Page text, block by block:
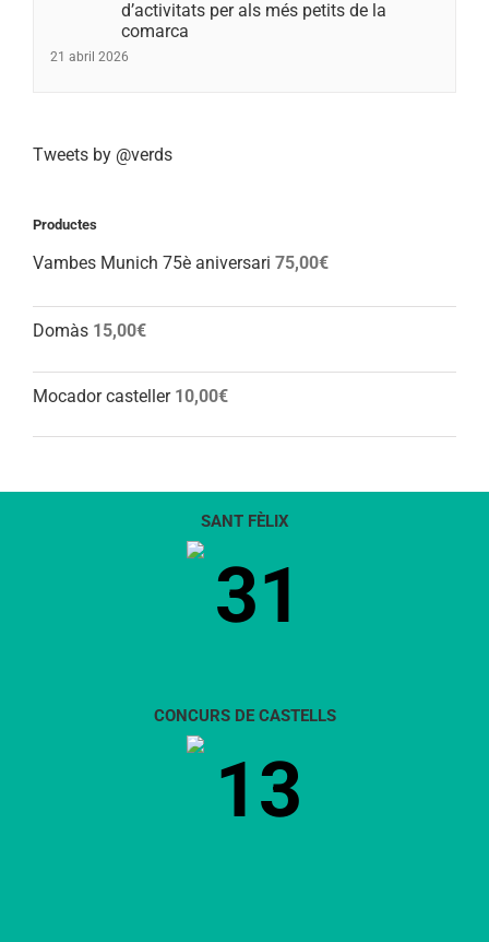
d’activitats per als més petits de la
comarca
21 abril 2026
Tweets by @verds
Productes
Vambes Munich 75è aniversari 75,00€
Domàs 15,00€
Mocador casteller 10,00€
SANT FÈLIX
31
CONCURS DE CASTELLS
13